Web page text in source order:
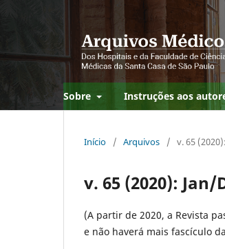
Sobre Instruções aos
Início / Arquivos / v. 65
v. 65 (2020): Jan/
(A partir de 2020, a Revista
e não haverá mais fascí­culo